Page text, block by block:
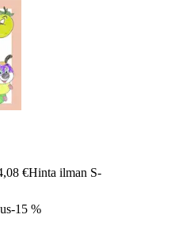
€Hinta ilman S-
-15 %